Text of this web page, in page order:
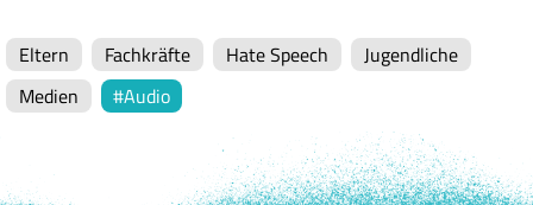
Eltern Fachkräfte Hate Speech
Jugendliche
Medien
Audio